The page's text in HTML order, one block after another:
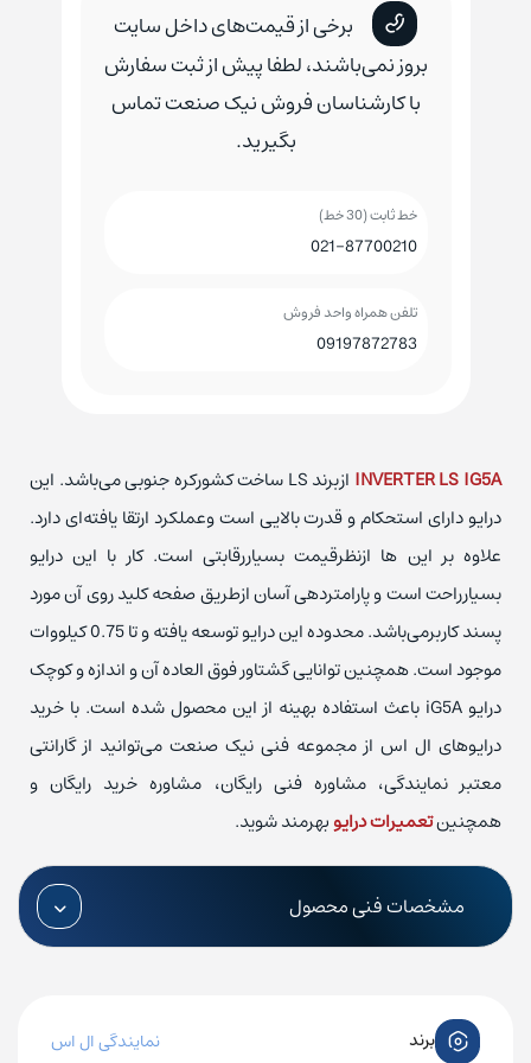
برخی از قیمت‌های داخل سایت
بروز نمی‌باشند، لطفا پیش از ثبت سفارش
با کارشناسان فروش نیک صنعت تماس
بگیرید.
خط ثابت (30 خط)
021-87700210
تلفن همراه واحد فروش
09197872783
INVERTER LS IG5A
ازبرند LS ساخت کشورکره جنوبی می‌باشد. این
درایو دارای استحکام و قدرت بالایی است وعملکرد ارتقا یافته‌ای دارد.
علاوه بر این ها ازنظرقیمت بسیاررقابتی است. کار با این درایو
بسیارراحت است و پارامتردهی آسان ازطریق صفحه کلید روی آن مورد
پسند کاربرمی‌باشد. محدوده این درایو توسعه یافته و تا 0.75 کیلووات
موجود است. همچنین توانایی گشتاور فوق العاده آن و اندازه و کوچک
درایو iG5A باعث استفاده بهینه از این محصول شده است. با خرید
درایو‌های ال اس از مجموعه فنی نیک صنعت می‌توانید از گارانتی
معتبر نمایندگی، مشاوره فنی رایگان، مشاوره خرید رایگان و
همچنینتعمیرات درایوبهرمند شوید.
مشخصات فنی محصول
برند
نمایندگی ال اس